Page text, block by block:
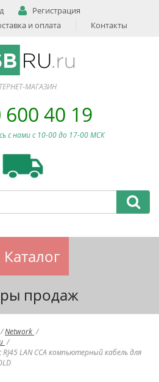
Регистрация
и оплата Контакты
МАГАЗИН
600 40 19
с нами c 10-00 до 17-00 МСК
Каталог
продаж
/Network /
/
LAN CCA компьютерный кабель для